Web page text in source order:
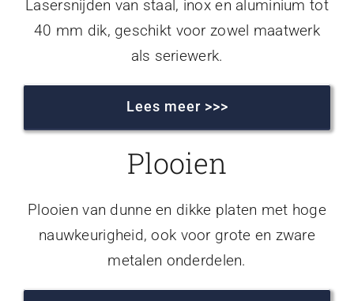
Lasersnijden van staal, inox en aluminium tot
40 mm dik, geschikt voor zowel maatwerk
als seriewerk.
Lees meer >>>
Plooien
Plooien van dunne en dikke platen met hoge
nauwkeurigheid, ook voor grote en zware
metalen onderdelen.